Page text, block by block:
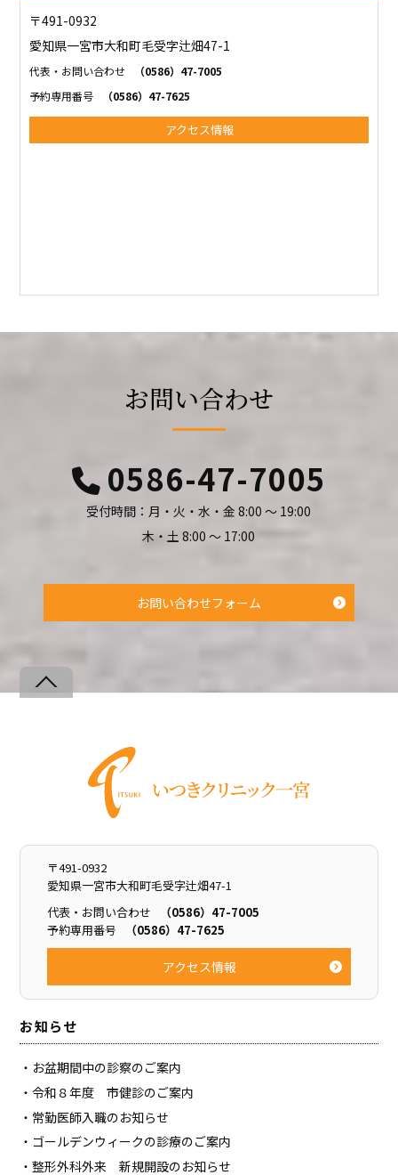
〒491-0932
愛知県一宮市大和町毛受字辻畑47-1
代表・お問い合わせ
（0586）47-7005
予約専用番号
（0586）47-7625
アクセス情報
お問い合わせ
0586-47-7005
受付時間：月・火・水・金 8:00 ～ 19:00
木・土 8:00 ～ 17:00
お問い合わせフォーム
Back
〒491-0932
愛知県一宮市大和町毛受字辻畑47-1
代表・お問い合わせ
（0586）47-7005
予約専用番号
（0586）47-7625
アクセス情報
お知らせ
お盆期間中の診察のご案内
令和８年度 市健診のご案内
常勤医師入職のお知らせ
ゴールデンウィークの診療のご案内
整形外科外来 新規開設のお知らせ